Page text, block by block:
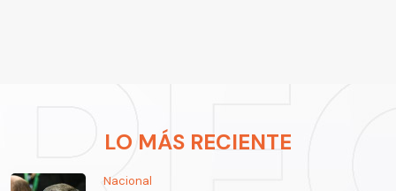
LO MÁS RECIENTE
Nacional